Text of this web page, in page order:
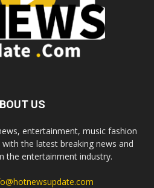
US
entertainment, music fashion
the latest breaking news and
the entertainment industry.